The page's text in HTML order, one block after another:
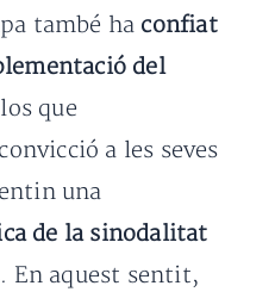
també ha confiat
del
que
a les seves
una
de la sinodalitat
En aquest sentit,